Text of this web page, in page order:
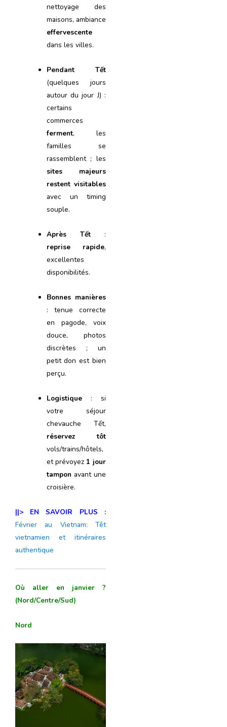
nettoyage des
maisons, ambiance
effervescente
dans les villes.
Pendant Tết
(quelques jours
autour du jour J) :
certains
commerces
ferment, les
familles se
rassemblent ; les
sites majeurs
restent visitables
avec un timing
souple.
Après Tết:
reprise rapide,
excellentes
disponibilités.
Bonnes manières
: tenue correcte
en pagode, voix
douce, photos
discrètes ; un
petit don est bien
perçu.
Logistique: si
votre séjour
chevauche Tết,
réservez tôt
vols/trains/hôtels,
et prévoyez 1 jour
tampon avant une
croisière.
||> EN SAVOIR PLUS :
Février au Vietnam: Têt
vietnamien et itinéraires
authentique
Où aller en janvier ?
(Nord/Centre/Sud)
Nord